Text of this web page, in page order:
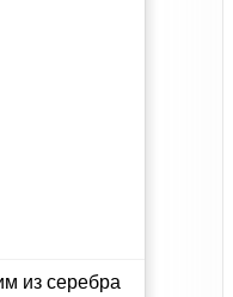
из серебра